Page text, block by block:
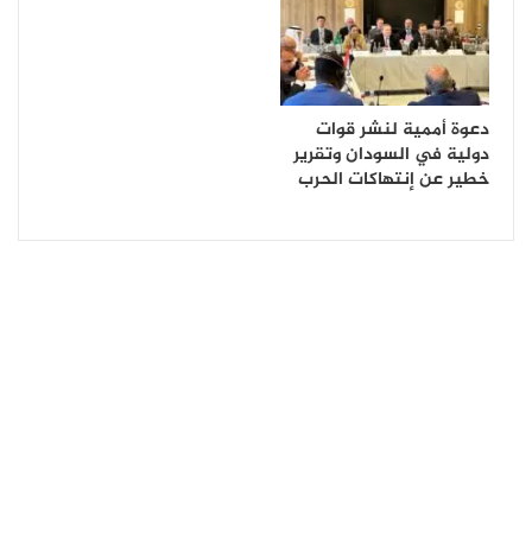
دعوة أممية لنشر قوات
دولية في السودان وتقرير
خطير عن إنتهاكات الحرب